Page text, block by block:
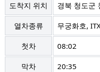
도착지 위치 경북 청도군
열차종류 무궁화호,
첫차 08:02
막차 20:35